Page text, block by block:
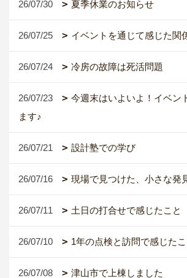
26/07/30 夏季休業のお知らせ
26/07/25 イベントを通じて感じた関
26/07/24 冷房の故障は死活問題
26/07/23
今週末はいよいよ！イベン
ます♪
26/07/21 設計塾での学び
26/07/16 現場で見つけた、小さな発
26/07/11 土日の打合せで感じたこと
26/07/10 1年の点検と訪問で感じたこ
26/07/08 津山市で上棟しました